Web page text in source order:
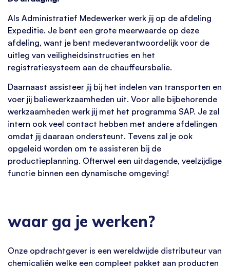
Als Administratief Medewerker werk jij op de afdeling
Expeditie. Je bent een grote meerwaarde op deze
afdeling, want je bent medeverantwoordelijk voor de
uitleg van veiligheidsinstructies en het
registratiesysteem aan de chauffeursbalie.
Daarnaast assisteer jij bij het indelen van transporten en
voer jij baliewerkzaamheden uit. Voor alle bijbehorende
werkzaamheden werk jij met het programma SAP. Je zal
intern ook veel contact hebben met andere afdelingen
omdat jij daaraan ondersteunt. Tevens zal je ook
opgeleid worden om te assisteren bij de
productieplanning. Ofterwel een uitdagende, veelzijdige
functie binnen een dynamische omgeving!
waar ga je werken?
Onze opdrachtgever is een wereldwijde distributeur van
chemicaliën welke een compleet pakket aan producten